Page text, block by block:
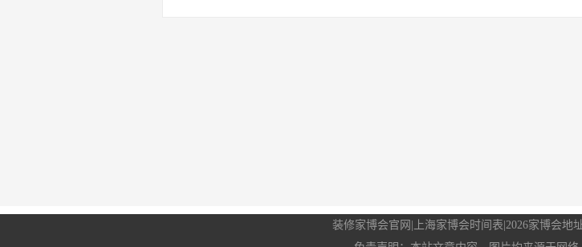
装修家博会官网 上海家博会时间表 2026家博会地